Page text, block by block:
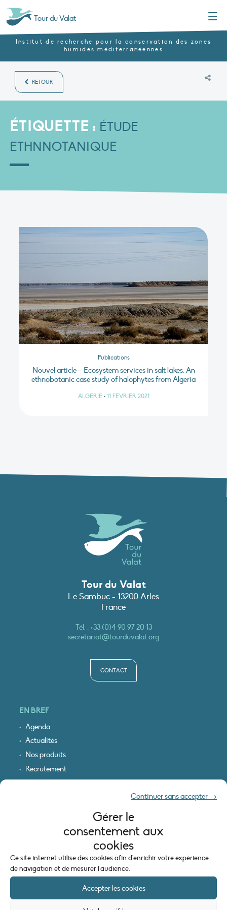
Gérer le
consentement aux
cookies
Ce site internet utilise des cookies afin d'enrichir votre expérience
de navigation et de mesurer l'audience.
Accepter les cookies
Continuer sans accepter →
Tour du Valat
Institut de recherche pour la conservation des zones
humides méditerranéennes
RETOUR
ÉTIQUETTE : ÉTUDE
ETHNNOTANIQUE
Publications
Nouvel article – Ecosystem services in salt lakes: An
ethnobotanic case study of halophytes from Algeria
ALGÉRIE • 11 FÉVRIER 2021
Tour du Valat
Le Sambuc - 13200 Arles
France
Tél. :+33 (0)4 90 97 20 13
secretariat@tourduvalat.org
CONTACT
EN BREF
Agenda
Actualités
Nos produits
Recrutement
Recevoir nos infos
INFORMATIONS LÉGALES
Mentions légales
Politique de cookies (UE)